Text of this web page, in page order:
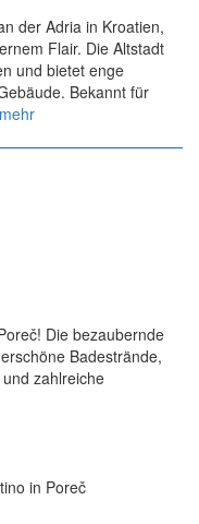
der Adria in Kroatien,
Flair. Die Altstadt
und bietet enge
Bekannt für
mehr
Die bezaubernde
Badestrände,
zahlreiche
in Poreč